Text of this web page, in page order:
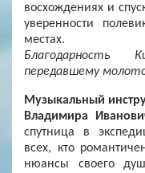
восхождениях и
уверенности
местах.
Благодарность
передавшему
Музыкальный
Владимира
спутница в
всех, кто
нюансы своего